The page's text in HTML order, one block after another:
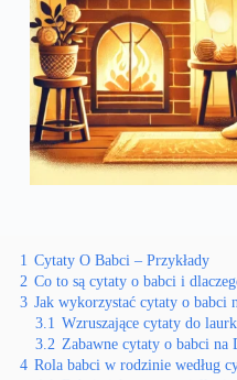
1 Cytaty O Babci – Przykłady
2 Co to są cytaty o babci i
3 Jak wykorzystać cytaty o babci
3.1 Wzruszające cytaty do
3.2 Zabawne cytaty o babci na
4 Rola babci w rodzinie według